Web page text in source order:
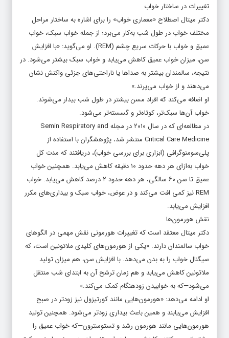
تغییرات در ساختار خواب
دکتر میتال اصطلاح «معماری خواب» را برای اشاره به ساختار مراحل
مختلف خواب در طول شب به‌کار می‌برد؛ از جمله خواب سبک، خواب
عمیق و خواب با حرکات سریع چشم (REM). او می‌گوید: «با افزایش
سن، میزان خواب عمیق کاهش می‌یابد و خواب سبک بیشتر می‌شود. در
نتیجه، سالمندان بیشتر به صداها یا ناراحتی‌های جزئی واکنش نشان
می‌دهند و از خواب می‌پرند.»
او اضافه می‌کند که افراد مسن بیشتر در طول شب بیدار می‌شوند.
خواب آن‌ها سبک‌تر، کوتاه‌تر و گسسته‌تر می‌شود.
در مطالعه‌ای که در سال ۲۰۱۰ در مجله Semin Respiratory and
Critical Care Medicine منتشر شد، پژوهشگران با استفاده از
پلی‌سومنوگرافی (ابزاری برای بررسی خواب)، دریافتند که مدت کل
خواب به‌ازای هر دهه حدود ۱۰ دقیقه کاهش می‌یابد. همچنین خواب
عمیق تا سن ۶۰ سالگی، هر دهه حدود ۲ درصد کاهش می‌یابد. خواب
REM نیز کمی افت می‌کند و در عوض، خواب سبک و بیداری‌های مکرر
افزایش می‌یابد.
نقش هورمون‌ها
دکتر میتال معتقد است که تغییرات هورمونی نقش مهمی در الگوهای
خواب سالمندان دارند. «یکی از هورمون‌های کلیدی ملاتونین است، که
سیگنال خواب را به بدن می‌دهد. با افزایش سن، هم میزان تولید
ملاتونین کاهش می‌یابد و هم زمان ترشح آن به ابتدای شب منتقل
می‌شود—که به خوابیدن زودهنگام کمک می‌کند.»
او ادامه می‌دهد: «هورمون‌هایی مانند کورتیزول نیز زودتر در صبح
افزایش می‌یابند و همین باعث بیداری زودتر می‌شود. همچنین تولید
هورمون‌هایی مانند هورمون رشد و تستوسترون—که خواب عمیق را